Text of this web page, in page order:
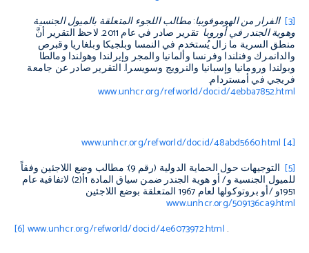
[3] الفرار من الهوموفوبيا: مطالب اللجوء المتعلقة بالميول الجنسية
وهوية الجندر في أوروبا تقرير صادر في عام 2011. لاحظ التقرير أنَّ
منطق السرية ما زال يُستخدم في النمسا وبلجيكا وبلغاريا وقبرص
والدانمرك وفنلندا وفرنسا وألمانيا والمجر وإيرلندا وهولندا ومالطا
وبولندا ورومانيا وإسبانيا والنرويج وسويسرا. التقرير صادر عن جامعة
فريجي في أمستردام.
www.unhcr.org/refworld/docid/4ebba7852.html
[4]
www.unhcr.org/refworld/docid/48abd5660.html
[5]
التوجيهات حول الحماية الدولية (رقم 9): مطالب وضع اللاجئين وفقاً
للميول الجنسية و/ أو هوية الجندر ضمن سياق المادة 1أ(2) لاتفاقية عام
1951و /أو بروتوكولها لعام 1967 المتعلقة بوضع اللاجئين
www.unhcr.org/509136ca9.html
[6] www.unhcr.org/refworld/docid/4e6073972.html .